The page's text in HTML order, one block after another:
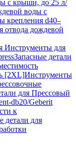
с крыши, до 25 л/
воды с
крепления d40–
отвода дождевой
Инструменты для
Запасные детали
[2XL]Инструменты
для Прессовый
db20/Geberit
к
детали для